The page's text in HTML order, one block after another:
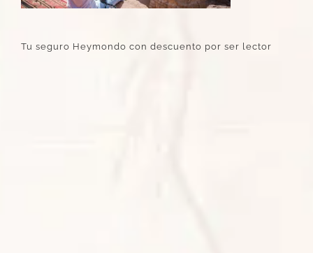
Tu seguro Heymondo con descuento por ser lector